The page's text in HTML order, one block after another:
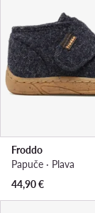
Froddo
Papuče · Plava
44,90€